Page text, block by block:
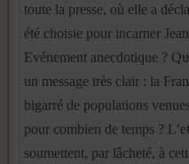
toute la presse, où elle a
été choisie pour incarner
Evénement anecdotique ?
un message très clair : la
bigarré de populations
pour combien de temps ?
soumettent, par lâcheté, à